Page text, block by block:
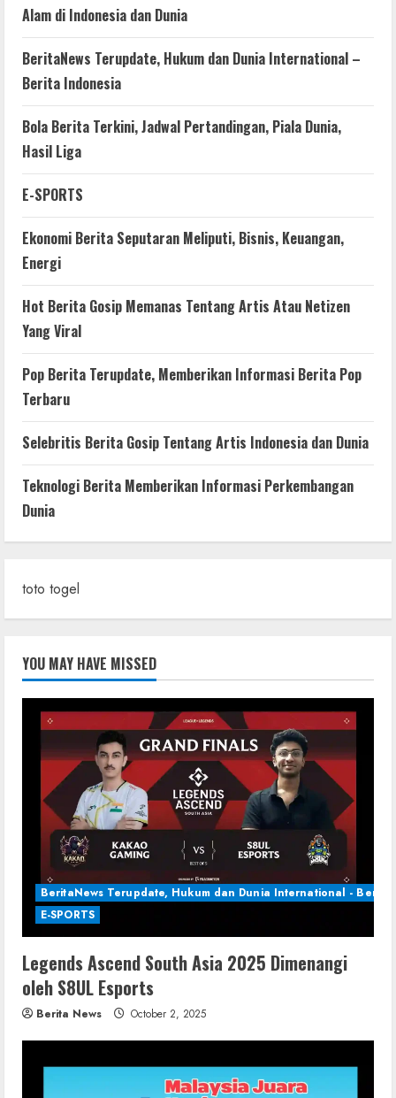
Alam di Indonesia dan Dunia
BeritaNews Terupdate, Hukum dan Dunia International –
Berita Indonesia
Bola Berita Terkini, Jadwal Pertandingan, Piala Dunia,
Hasil Liga
E-SPORTS
Ekonomi Berita Seputaran Meliputi, Bisnis, Keuangan,
Energi
Hot Berita Gosip Memanas Tentang Artis Atau Netizen
Yang Viral
Pop Berita Terupdate, Memberikan Informasi Berita Pop
Terbaru
Selebritis Berita Gosip Tentang Artis Indonesia dan Dunia
Teknologi Berita Memberikan Informasi Perkembangan
Dunia
toto togel
YOU MAY HAVE MISSED
BeritaNews Terupdate, Hukum dan Dunia International - Berita
E-SPORTS
Legends Ascend South Asia 2025 Dimenangi
oleh S8UL Esports
Berita News October 2, 2025